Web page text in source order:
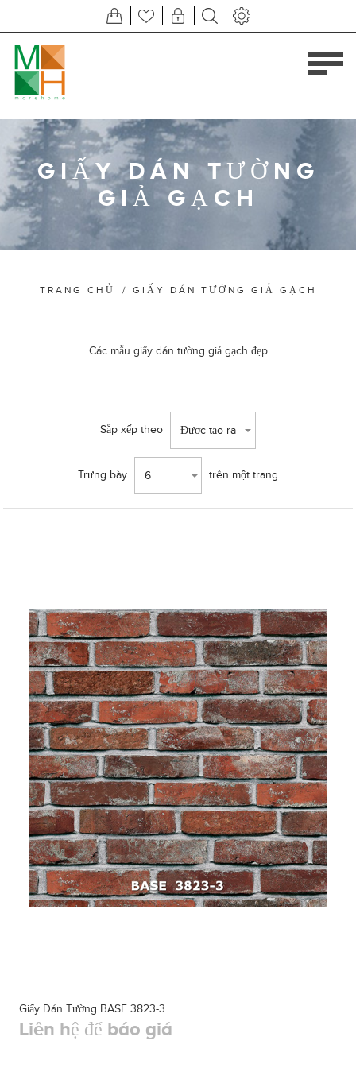
GIẤY DÁN TƯỜNG
GIẢ GẠCH
TRANG CHỦ / GIẤY DÁN TƯỜNG GIẢ GẠCH
Các mẫu giấy dán tường giả gạch đẹp
Sắp xếp theo Được tạo ra
Trưng bày 6 trên một trang
Giấy Dán Tường BASE 3823-3
Liên hệ để báo giá